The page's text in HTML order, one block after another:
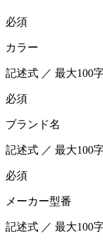
必須
カラー
記述式 ／ 最大100
必須
ブランド名
記述式 ／ 最大100
必須
メーカー型番
記述式 ／ 最大100